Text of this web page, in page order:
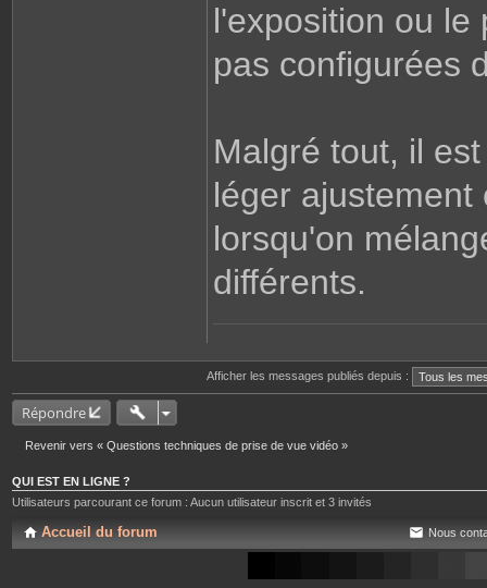
l'exposition ou le
pas configurées
Malgré tout, il
léger
lorsqu'on
différents.
Afficher les messages publiés depuis :
Répondre
Revenir vers « Questions techniques de prise de vue vidéo »
QUI EST EN LIGNE ?
Utilisateurs parcourant ce forum : Aucun utilisateur inscrit et 3 invités
Accueil du forum Nous